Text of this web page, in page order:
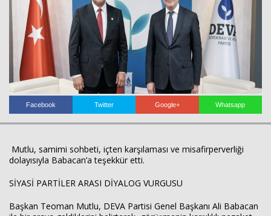
Facebook Twitter Google+ Whatsapp
Mutlu, samimi sohbeti, içten karşılaması ve misafirperverliği
dolayısıyla Babacan’a teşekkür etti.
SİYASİ PARTİLER ARASI DİYALOG VURGUSU
Başkan Teoman Mutlu, DEVA Partisi Genel Başkanı Ali Babacan
KÜNYE
İLETİŞİM